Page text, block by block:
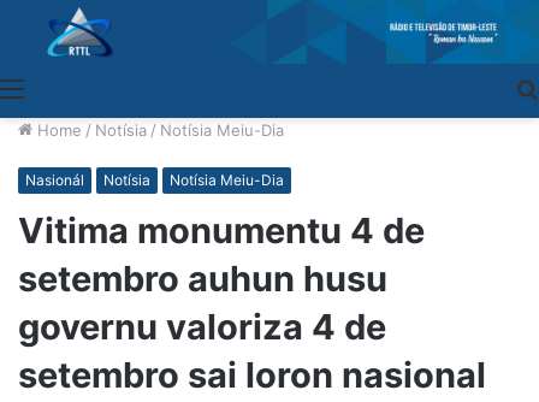
Home / Notísia / Notísia Meiu-Dia
Nasionál Notísia Notísia Meiu-Dia
Vitima monumentu 4 de
setembro auhun husu
governu valoriza 4 de
setembro sai loron nasional